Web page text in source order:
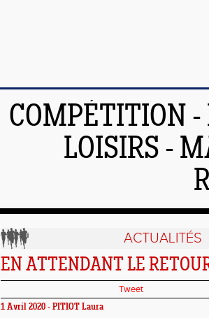
COMPÉTITION -
LOISIRS -
ACTUALITÉS
EN ATTENDANT LE
Tweet
1 Avril 2020 - PITIOT Laura